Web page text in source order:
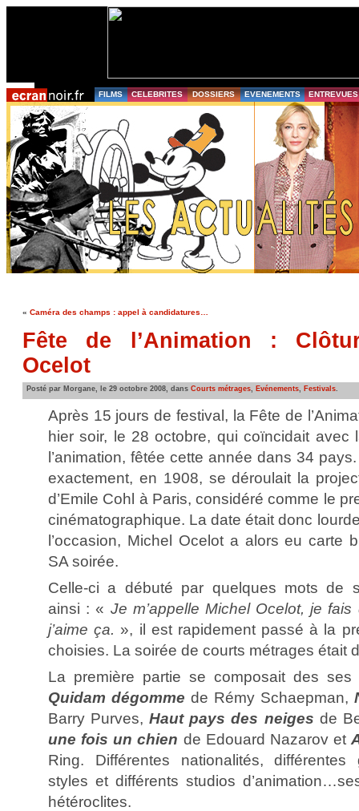
FILMS CELEBRITES DOSSIERS EVENEMENTS ENTREVUES
« Caméra des champs : appel à candidatures…
Fête de l’Animation :
Ocelot
Posté par Morgane, le 29 octobre 2008, dans Courts métrages, Evénements, Festivals.
Après 15 jours de festival, la Fête de
hier soir, le 28 octobre, qui coïncidait avec
l’animation, fêtée cette année dans 34
exactement, en 1908, se déroulait la
d’Emile Cohl à Paris, considéré comme le
cinématographique. La date était donc
l’occasion, Michel Ocelot a alors eu carte
SA soirée.
Celle-ci a débuté par quelques mots de
ainsi : « Je m’appelle Michel Ocelot, je
j’aime ça. », il est rapidement passé à la
choisies. La soirée de courts métrages était
La première partie se composait des
Quidam dégomme de Rémy Schaepman,
Barry Purves,Haut pays des neiges de
une fois un chien de Edouard Nazarov et
Ring. Différentes nationalités, différentes
styles et différents studios
hétéroclites.